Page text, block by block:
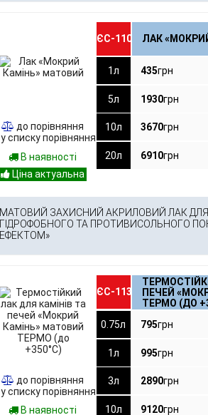
до порівняння
у списку порівняння
В наявності
ЄС-110 ЛАК
1л 435грн
5л 1930грн
10л 3670грн
20л 6910грн
МАТОВИЙ ЗАХИСНИЙ АКРИЛОВИЙ ЛАК
ГІДРОФОБНОГО ТА ПРОТИВИСОЛЬНОГО
ЕФЕКТОМ»
до порівняння
у списку порівняння
В наявності
ЄС-113
ПЕЧЕЙ
ТЕРМО (ДО
0.75л
795грн
1л 995грн
3л 2890грн
10л 9120грн